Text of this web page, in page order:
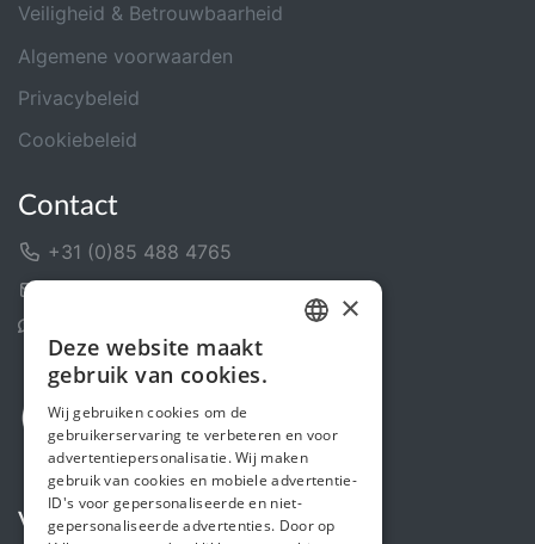
Veiligheid & Betrouwbaarheid
Algemene voorwaarden
Privacybeleid
Cookiebeleid
Contact
+31 (0)85 488 4765
Volg ons
ENGLISH
×
Deze website maakt
gebruik van cookies.
Wij gebruiken cookies om de
gebruikerservaring te verbeteren en voor
advertentiepersonalisatie. Wij maken
gebruik van cookies en mobiele advertentie-
ID's voor gepersonaliseerde en niet-
gepersonaliseerde advertenties. Door op